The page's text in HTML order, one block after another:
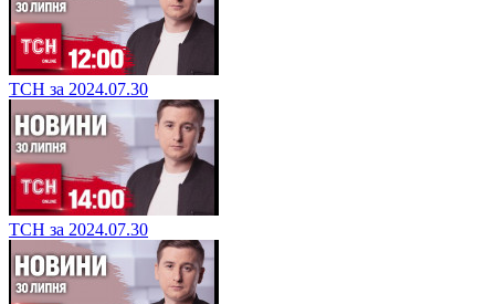
ТСН за 2024.07.30
ТСН за 2024.07.30